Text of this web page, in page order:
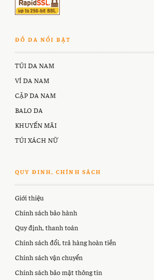
ĐỒ DA NỔI BẬT
TÚI DA NAM
VÍ DA NAM
CẶP DA NAM
BALO DA
KHUYẾN MÃI
TÚI XÁCH NỮ
QUY ĐINH, CHÍNH SÁCH
Giới thiệu
Chính sách bảo hành
Quy định, thanh toán
Chính sách đổi, trả hàng hoàn tiền
Chính sách vận chuyển
Chính sách bảo mật thông tin